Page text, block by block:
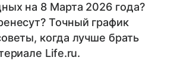
на 8 Марта 2026 года?
Точный график
когда лучше брать
Life.ru.